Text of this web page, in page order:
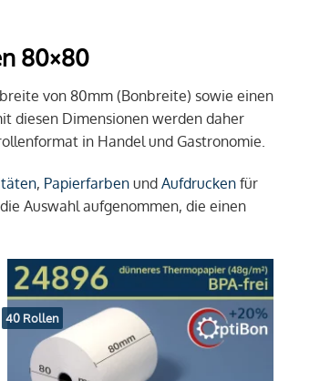
80×80
von 80mm (Bonbreite) sowie einen
diesen Dimensionen werden daher
in Handel und Gastronomie.
, Papierfarben und Aufdrucken für
Auswahl aufgenommen, die einen
40 Rollen